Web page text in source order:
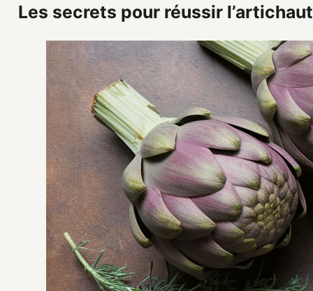
Les secrets pour réussir